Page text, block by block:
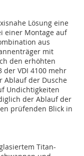
Lösung eine
einer Montage auf
aus
mit
den erhöhten
VDI 4100 mehr
Ablauf der Dusche
Undichtigkeiten
der Ablauf der
prüfenden Blick in
Titan-